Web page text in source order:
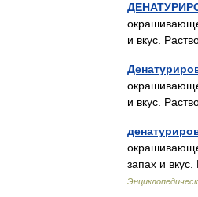
и вкус.
и вкус.
запах и